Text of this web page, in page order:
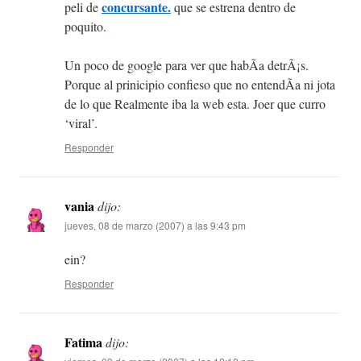
peli deconcursante.que se estrena dentro de
poquito.
Un poco de google para ver que habÃ­a detrÃ¡s.
Porque al prinicipio confieso que no entendÃ­a ni jota
de lo que Realmente iba la web esta. Joer que curro
‘viral’.
Responder
vaniadijo:
jueves, 08 de marzo (2007) a las 9:43 pm
ein?
Responder
Fatimadijo: